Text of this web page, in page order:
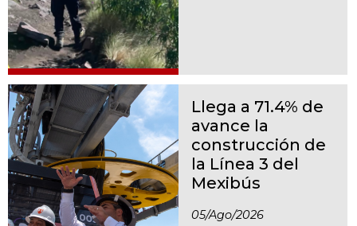
Llega a 71.4% de
avance la
construcción de
la Línea 3 del
Mexibús
05/ago/2026